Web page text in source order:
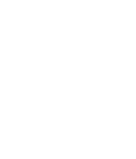
aus dem